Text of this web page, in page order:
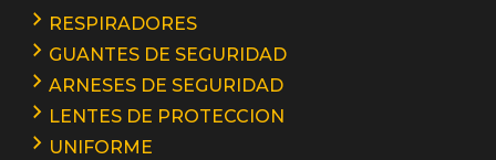
RESPIRADORES
GUANTES DE SEGURIDAD
ARNESES DE SEGURIDAD
LENTES DE PROTECCION
UNIFORME